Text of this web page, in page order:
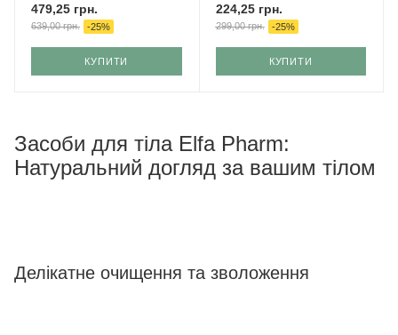
479,25 грн.
639,00грн. -25%
КУПИТИ
224,25грн.
299,00грн. -25%
КУПИТИ
Засоби для тіла Elfa Pharm:
Натуральний догляд за вашим тілом
Делікатне очищення та зволоження